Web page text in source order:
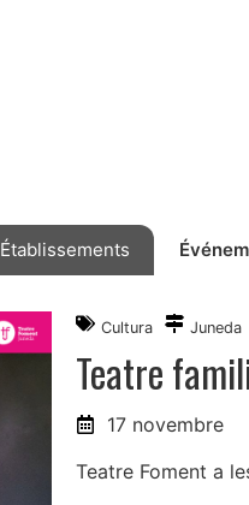
Établissements
Cultura Juneda
Teatre
17 novembre
Teatre Foment a